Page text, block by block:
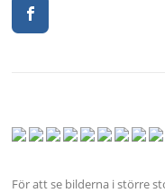
För att se bilderna i större